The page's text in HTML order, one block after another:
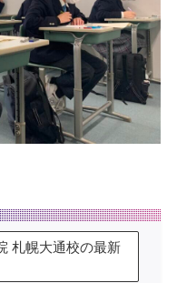
札幌大通校の最新